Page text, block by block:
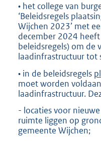
• het college van
‘Beleidsregels
Wijchen 2023’ met
december 2024
beleidsregels) om de
laadinfrastructuur tot
• in de beleidsregels
moet worden
laadinfrastructuur.
- locaties voor
ruimte liggen op
gemeente Wijchen;